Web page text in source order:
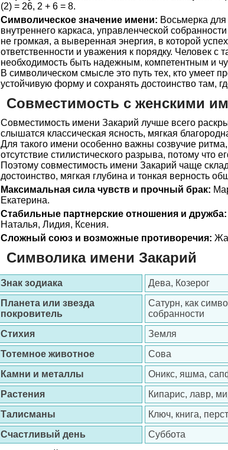
(2) = 26, 2 + 6 = 8.
Символическое значение имени: Восьмерка для
внутреннего каркаса, управленческой
не громкая, а выверенная энергия, в которой
ответственности и уважения к порядку. Человек
необходимость быть надежным, компетентным и
В символическом смысле это путь тех, кто умеет
устойчивую форму и сохранять достоинство там,
Совместимость с женскими
Совместимость имени Закарий лучше всего
слышатся классическая ясность, мягкая
Для такого имени особенно важны созвучие
отсутствие стилистического разрыва, потому что
Поэтому совместимость имени Закарий чаще
достоинство, мягкая глубина и тонкая верность
Максимальная сила чувств и прочный брак:
Екатерина.
Стабильные партнерские отношения и дружба:
Наталья, Лидия, Ксения.
Сложный союз и возможные противоречия:
Символика имени Закарий
Знак зодиака
Дева, Козерог
Планета или звезда
покровитель
Сатурн, как
собранности
Стихия
Земля
Тотемное животное
Сова
Камни и металлы
Оникс, яшма,
Растения
Кипарис, лавр,
Талисманы
Ключ, книга,
Счастливый день
Суббота